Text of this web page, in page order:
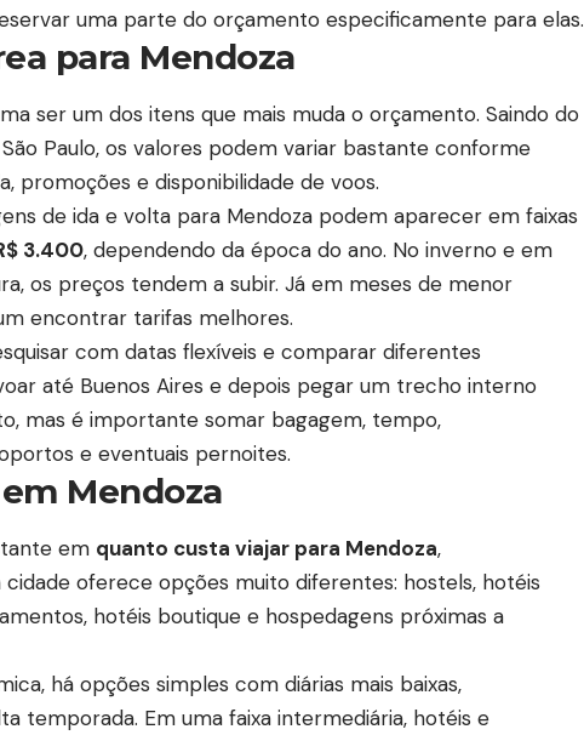
uma parte do orçamento especificamente para elas.
para Mendoza
ser um dos itens que mais muda o orçamento. Saindo do
Paulo, os valores podem variar bastante conforme
promoções e disponibilidade de voos.
de ida e volta para Mendoza podem aparecer em faixas
3.400, dependendo da época do ano. No inverno e em
os preços tendem a subir. Já em meses de menor
encontrar tarifas melhores.
com datas flexíveis e comparar diferentes
até Buenos Aires e depois pegar um trecho interno
mas é importante somar bagagem, tempo,
e eventuais pernoites.
Mendoza
em quanto custa viajar para Mendoza,
oferece opções muito diferentes: hostels, hotéis
hotéis boutique e hospedagens próximas a
há opções simples com diárias mais baixas,
temporada. Em uma faixa intermediária, hotéis e